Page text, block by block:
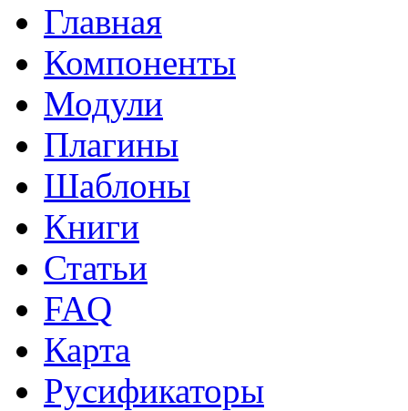
Главная
Компоненты
Модули
Плагины
Шаблоны
Книги
Статьи
FAQ
Карта
Русификаторы